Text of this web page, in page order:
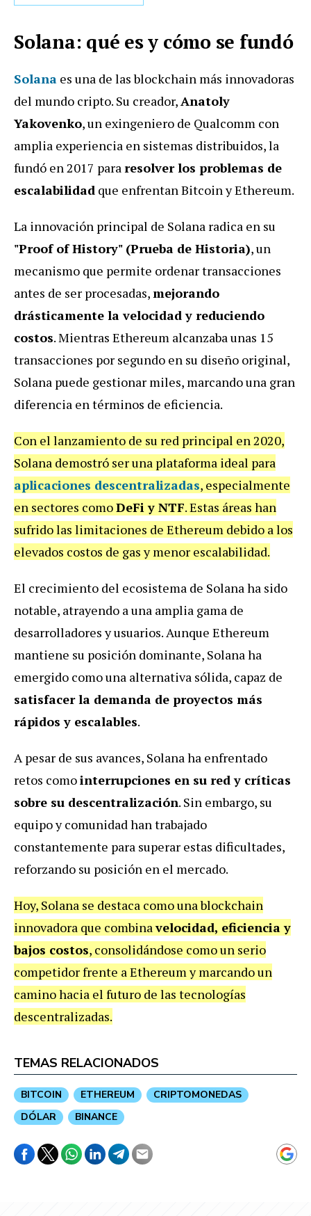
Solana: qué es y cómo se fundó
Solana es una de las blockchain más innovadoras
del mundo cripto. Su creador,Anatoly
Yakovenko, un exingeniero de Qualcomm con
amplia experiencia en sistemas distribuidos, la
fundó en 2017 pararesolver los problemas de
escalabilidad que enfrentan Bitcoin y Ethereum.
La innovación principal de Solana radica en su
"Proof of History" (Prueba de Historia), un
mecanismo que permite ordenar transacciones
antes de ser procesadas,mejorando
drásticamente la velocidad y reduciendo
costos. Mientras Ethereum alcanzaba unas 15
transacciones por segundo en su diseño original,
Solana puede gestionar miles, marcando una gran
diferencia en términos de eficiencia.
Con el lanzamiento de su red principal en 2020,
Solana demostró ser una plataforma ideal para
aplicaciones descentralizadas, especialmente
en sectores comoDeFi y NTF. Estas áreas han
sufrido las limitaciones de Ethereum debido a los
elevados costos de gas y menor escalabilidad.
El crecimiento del ecosistema de Solana ha sido
notable, atrayendo a una amplia gama de
desarrolladores y usuarios. Aunque Ethereum
mantiene su posición dominante, Solana ha
emergido como una alternativa sólida, capaz de
satisfacer la demanda de proyectos más
rápidos y escalables.
A pesar de sus avances, Solana ha enfrentado
retos comointerrupciones en su red y críticas
sobre su descentralización. Sin embargo, su
equipo y comunidad han trabajado
constantemente para superar estas dificultades,
reforzando su posición en el mercado.
Hoy, Solana se destaca como una blockchain
innovadora que combinavelocidad, eficiencia y
bajos costos, consolidándose como un serio
competidor frente a Ethereum y marcando un
camino hacia el futuro de las tecnologías
descentralizadas.
TEMAS RELACIONADOS
BITCOIN ETHEREUM
CRIPTOMONEDAS
DÓLAR
BINANCE